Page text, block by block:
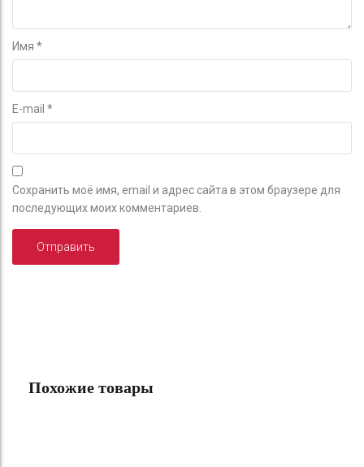
Имя *
E-mail *
Сохранить моё имя, email и адрес сайта в этом браузере для
последующих моих комментариев.
Похожие товары